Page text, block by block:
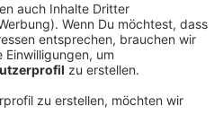
wird einem klar: Das ist
Santos da singt. Es geht
in "Like I Love You".
eingängigen Beats von
vor. Dabei ist Nico Santos